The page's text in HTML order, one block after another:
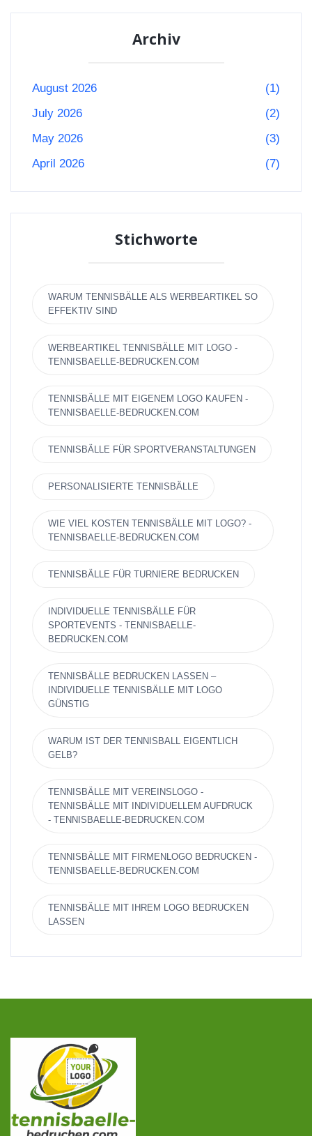
Archiv
August 2026
(1)
July 2026
(2)
May 2026
(3)
April 2026
(7)
Stichworte
WARUM TENNISBÄLLE ALS WERBEARTIKEL SO
EFFEKTIV SIND
WERBEARTIKEL TENNISBÄLLE MIT LOGO -
TENNISBAELLE-BEDRUCKEN.COM
TENNISBÄLLE MIT EIGENEM LOGO KAUFEN -
TENNISBAELLE-BEDRUCKEN.COM
TENNISBÄLLE FÜR SPORTVERANSTALTUNGEN
PERSONALISIERTE TENNISBÄLLE
WIE VIEL KOSTEN TENNISBÄLLE MIT LOGO? -
TENNISBAELLE-BEDRUCKEN.COM
TENNISBÄLLE FÜR TURNIERE BEDRUCKEN
INDIVIDUELLE TENNISBÄLLE FÜR
SPORTEVENTS - TENNISBAELLE-
BEDRUCKEN.COM
TENNISBÄLLE BEDRUCKEN LASSEN –
INDIVIDUELLE TENNISBÄLLE MIT LOGO
GÜNSTIG
WARUM IST DER TENNISBALL EIGENTLICH
GELB?
TENNISBÄLLE MIT VEREINSLOGO -
TENNISBÄLLE MIT INDIVIDUELLEM AUFDRUCK
- TENNISBAELLE-BEDRUCKEN.COM
TENNISBÄLLE MIT FIRMENLOGO BEDRUCKEN -
TENNISBAELLE-BEDRUCKEN.COM
TENNISBÄLLE MIT IHREM LOGO BEDRUCKEN
LASSEN